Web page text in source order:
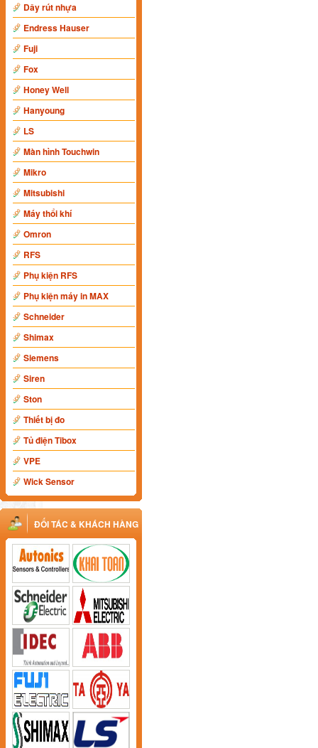
Dây rút nhựa
Endress Hauser
Fuji
Fox
Honey Well
Hanyoung
LS
Màn hình Touchwin
Mikro
Mitsubishi
Máy thổi khí
Omron
RFS
Phụ kiện RFS
Phụ kiện máy in MAX
Schneider
Shimax
Siemens
Siren
Ston
Thiết bị đo
Tủ điện Tibox
VPE
Wick Sensor
ĐỐI TÁC & KHÁCH HÀNG